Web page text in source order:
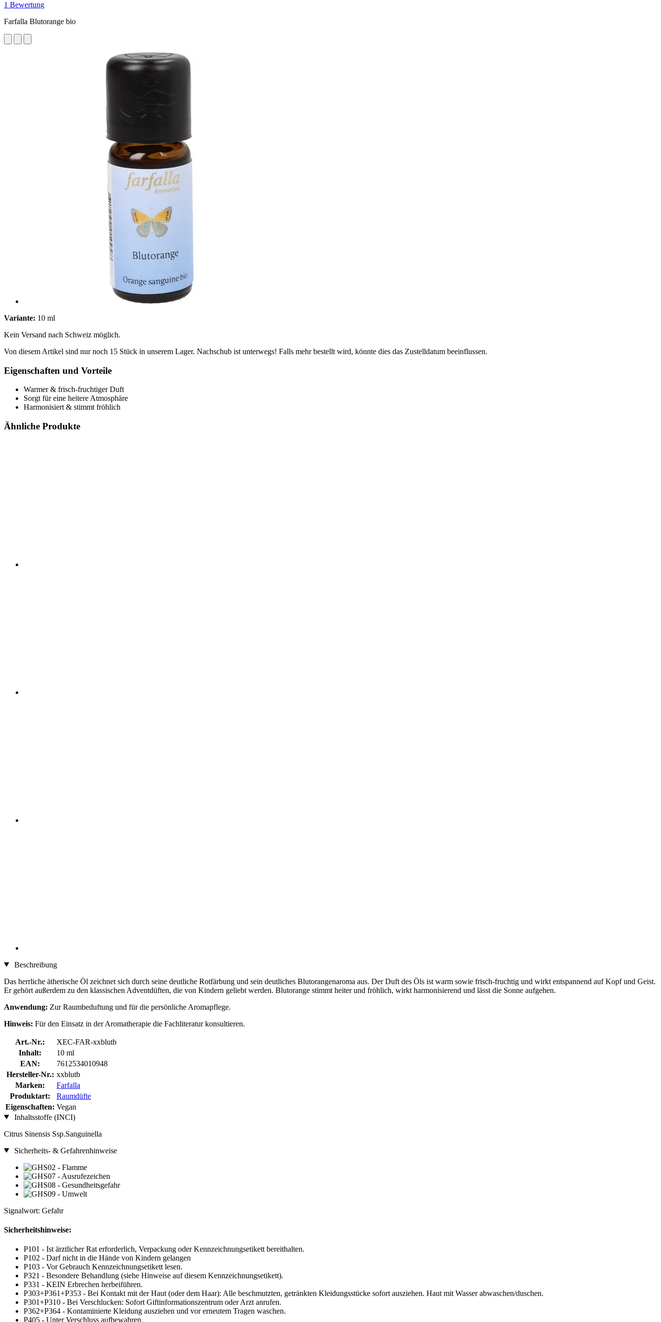
1 Bewertung
Farfalla Blutorange bio
Variante: 10 ml
Kein Versand nach Schweiz möglich.
Von diesem Artikel sind nur noch 15 Stück in unserem Lager. Nachschub ist unterwegs! Falls mehr bestellt wird, könnte dies das Zustelldatum beeinflussen.
Eigenschaften und Vorteile
Warmer & frisch-fruchtiger Duft
Sorgt für eine heitere Atmosphäre
Harmonisiert & stimmt fröhlich
Ähnliche Produkte
Beschreibung
Das herrliche ätherische Öl zeichnet sich durch seine deutliche Rotfärbung und sein deutliches Blutorangenaroma aus. Der Duft des Öls ist warm sowie frisch-fruchtig und wirkt entspannend auf Kopf und Geist.
Er gehört außerdem zu den klassischen Adventdüften, die von Kindern geliebt werden. Blutorange stimmt heiter und fröhlich, wirkt harmonisierend und lässt die Sonne aufgehen.
Anwendung: Zur Raumbeduftung und für die persönliche Aromapflege.
Hinweis: Für den Einsatz in der Aromatherapie die Fachliteratur konsultieren.
Art.-Nr.:
XEC-FAR-xxblutb
Inhalt:
10 ml
EAN:
7612534010948
Hersteller-Nr.: xxblutb
Marken:
Farfalla
Produktart:
Raumdüfte
Eigenschaften: Vegan
Inhaltsstoffe (INCI)
Citrus Sinensis Ssp.Sanguinella
Sicherheits- & Gefahrenhinweise
Signalwort: Gefahr
Sicherheitshinweise:
P101 - Ist ärztlicher Rat erforderlich, Verpackung oder Kennzeichnungsetikett bereithalten.
P102 - Darf nicht in die Hände von Kindern gelangen
P103 - Vor Gebrauch Kennzeichnungsetikett lesen.
P321 - Besondere Behandlung (siehe Hinweise auf diesem Kennzeichnungsetikett).
P331 - KEIN Erbrechen herbeiführen.
P303+P361+P353 - Bei Kontakt mit der Haut (oder dem Haar): Alle beschmutzten, getränkten Kleidungsstücke sofort ausziehen. Haut mit Wasser abwaschen/duschen.
P301+P310 - Bei Verschlucken: Sofort Giftinformationszentrum oder Arzt anrufen.
P362+P364 - Kontaminierte Kleidung ausziehen und vor erneutem Tragen waschen.
P405 - Unter Verschluss aufbewahren.